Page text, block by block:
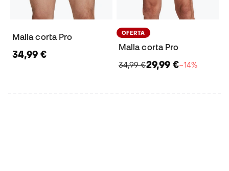
Malla corta Pro
34,99 €
OFERTA
Malla corta Pro
34,99 €29,99 €−14%